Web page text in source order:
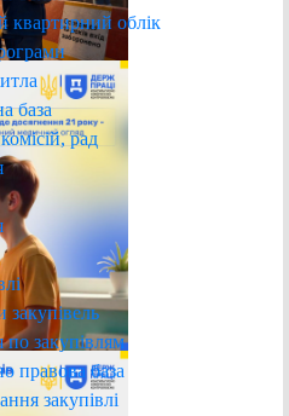
квартирний облік
база
рад
закупівель
по закупівлям
правова база
закупівлі